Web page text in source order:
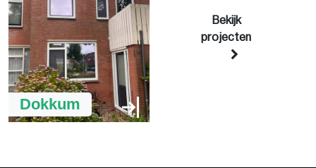
Dokkum
Bekijk
projecten